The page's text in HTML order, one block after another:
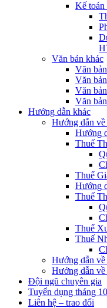
Kế toán
Văn bản khác
Văn
Văn
Văn
Văn
Hướng dẫn khác
Hướng dẫn
Hướng
Thuế
Thuế
Hướng
Thuế
Thuế
Thuế
Hướng dẫn
Hướng dẫn
Đội ngũ chuyên gia
Tuyển dụng tháng 10
Liên hệ – trao đổi